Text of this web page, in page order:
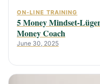
ON-LINE TRAINING
5 Money Mindset-
Money Coach
June 30, 2025